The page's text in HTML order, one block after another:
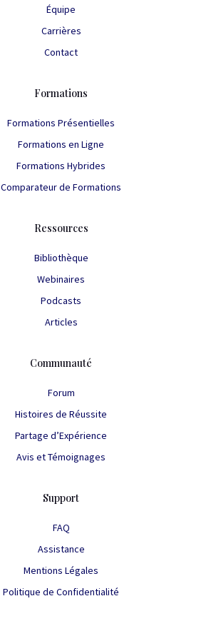
Équipe
Carrières
Contact
Formations
Formations Présentielles
Formations en Ligne
Formations Hybrides
Comparateur de Formations
Ressources
Bibliothèque
Webinaires
Podcasts
Articles
Communauté
Forum
Histoires de Réussite
Partage d’Expérience
Avis et Témoignages
Support
FAQ
Assistance
Mentions Légales
Politique de Confidentialité